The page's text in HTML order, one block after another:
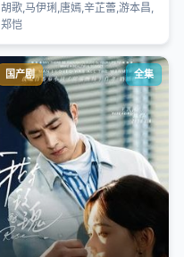
胡歌,马伊琍,唐嫣,辛芷蕾,游本昌,
郑恺
国产剧 全集